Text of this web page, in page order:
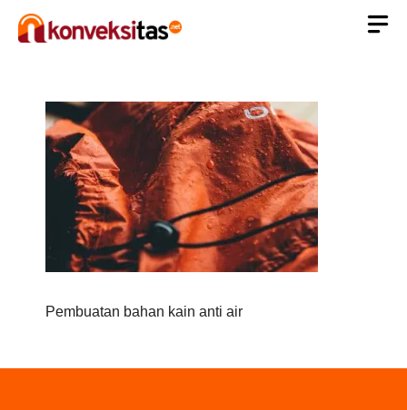
Langsung
Pembuatan bahan kain anti air